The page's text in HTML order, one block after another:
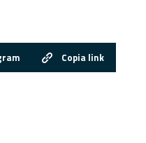
Copia link